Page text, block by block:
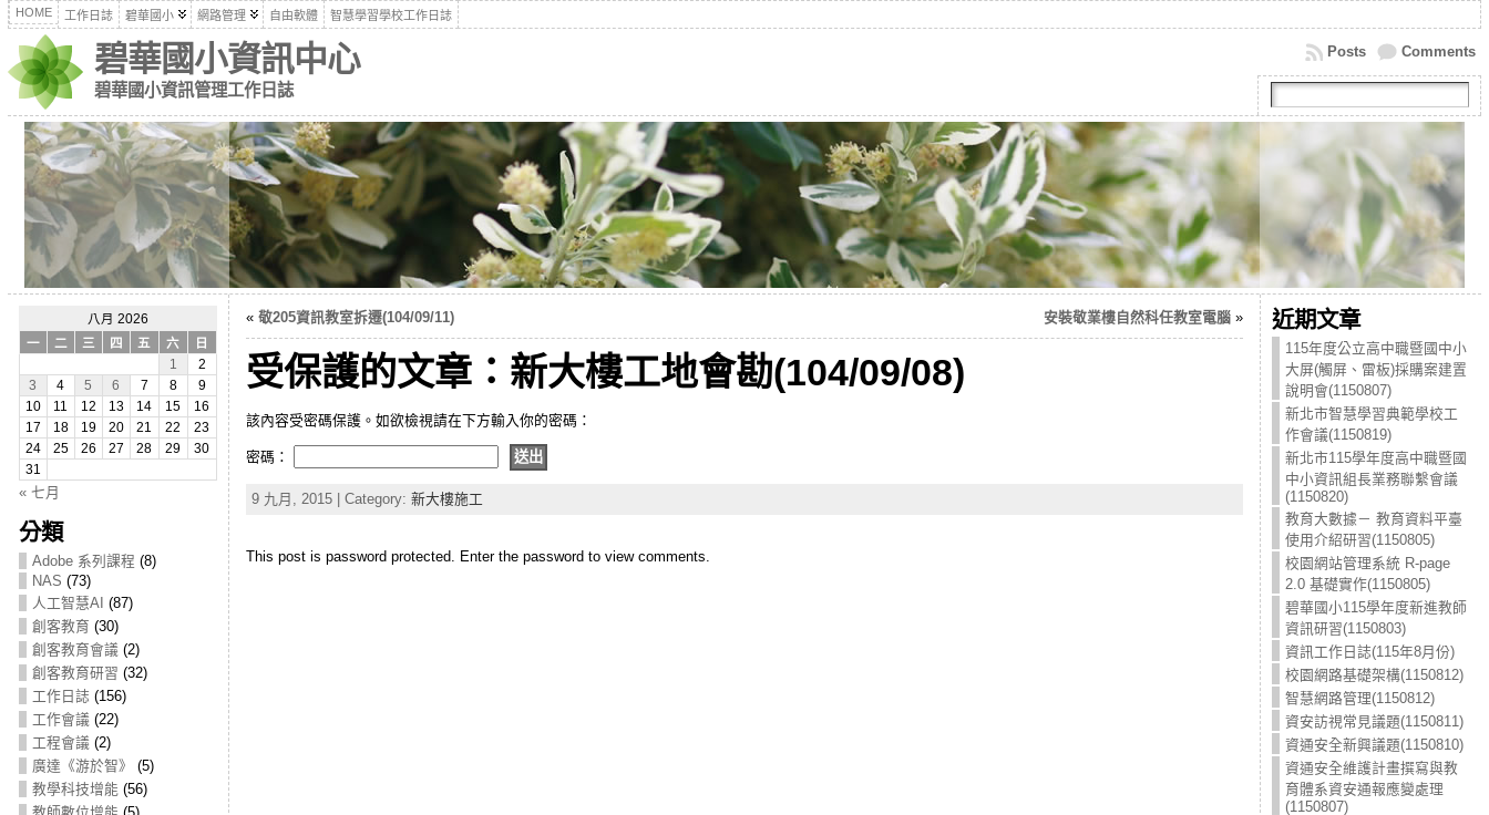
HOME 工作日誌 碧華國小 網路管理 自由軟體 智慧學習學校工作日誌
碧華國小資訊中心
碧華國小資訊管理工作日誌
Comments
Posts
八月 2026
一
二 三 四 五 六
日
1
2
3
4 5 6 7 8
9
10
11 12 13 14 15
16
17
18 19 20 21 22
23
24
25 26 27 28 29
30
31
« 七月
分類
Adobe 系列課程 (8)
NAS (73)
人工智慧AI (87)
創客教育 (30)
創客教育會議 (2)
創客教育研習 (32)
工作日誌 (156)
工作會議 (22)
工程會議 (2)
廣達《游於智》
(5)
教學科技增能(56)
« 敬205資訊教室拆遷(104/09/11) 安裝敬業樓自然科任教室電腦»
受保護的文章：新大樓工地會勘(104/09/08)
該內容受密碼保護。如欲檢視請在下方輸入你的密碼：
密碼：
9 九月, 2015 | Category: 新大樓施工
This post is password protected. Enter the password to view comments.
近期文章
115年度公立高中職暨國中小
大屏(觸屏、雷板)採購案建置
說明會(1150807)
新北市智慧學習典範學校工
作會議(1150819)
新北市115學年度高中職暨國
中小資訊組長業務聯繫會議
(1150820)
教育大數據－ 教育資料平臺
使用介紹研習(1150805)
校園網站管理系統 R-page
2.0 基礎實作(1150805)
碧華國小115學年度新進教師
資訊研習(1150803)
資訊工作日誌(115年8月份)
校園網路基礎架構(1150812)
智慧網路管理(1150812)
資安訪視常見議題(1150811)
資通安全新興議題(1150810)
資通安全維護計畫撰寫與教
育體系資安通報應變處理
(1150807)